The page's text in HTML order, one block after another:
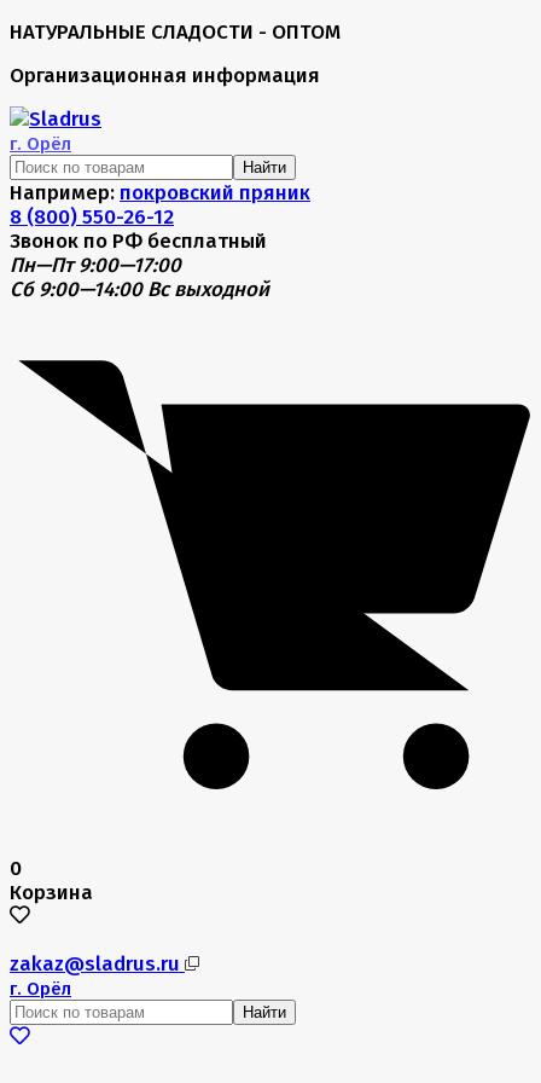
НАТУРАЛЬНЫЕ СЛАДОСТИ - ОПТОМ
Организационная информация
г. Орёл
Найти
Например: покровский пряник
8 (800) 550-26-12
Звонок по РФ бесплатный
Пн—Пт 9:00—17:00
Сб 9:00—14:00 Вс выходной
0
Корзина
zakaz@sladrus.ru
г. Орёл
Найти